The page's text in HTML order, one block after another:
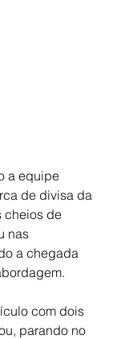
a equipe
de divisa da
cheios de
nas
a chegada
com dois
parando no